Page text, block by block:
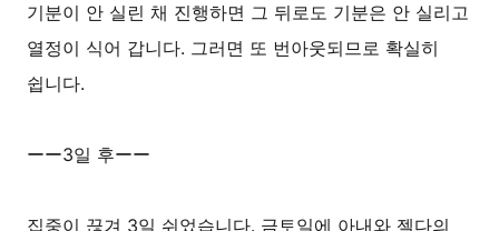
기분이 안 실린 채 진행하면 그 뒤로도 기분은 안 실리고
열정이 식어 갑니다. 그러면 또 번아웃되므로 확실히
쉽니다.
ーー3일 후ーー
집중이 끊겨 3일 쉬었습니다. 금토일에 아내와 젤다의